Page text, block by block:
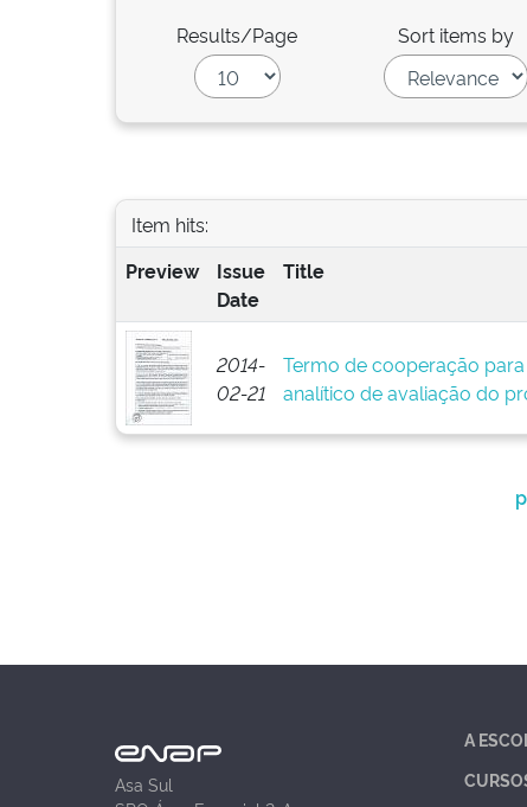
Results/Page Sort items by
Item hits:
Preview
Issue
Date
Title
2014-
02-21
Termo de cooperação
analítico de avaliação do
Asa Sul
A